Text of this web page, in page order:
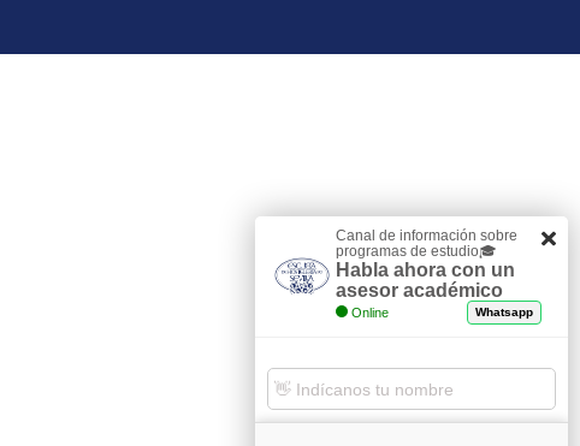
Canal de información sobre
programas de estudio🎓
Habla ahora con un
asesor académico
Online Whatsapp